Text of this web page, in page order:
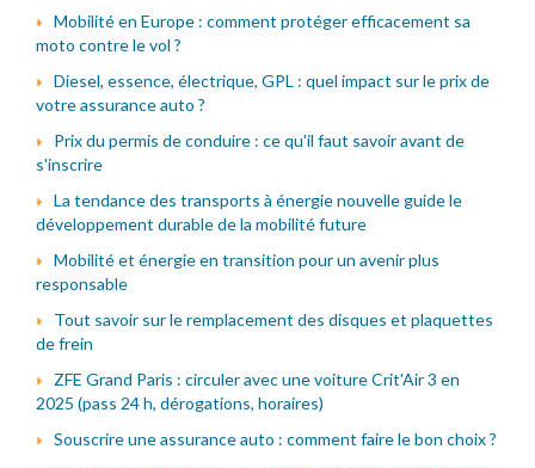
Mobilité en Europe : comment protéger efficacement sa
moto contre le vol ?
Diesel, essence, électrique, GPL : quel impact sur le prix de
votre assurance auto ?
Prix du permis de conduire : ce qu'il faut savoir avant de
s'inscrire
La tendance des transports à énergie nouvelle guide le
développement durable de la mobilité future
Mobilité et énergie en transition pour un avenir plus
responsable
Tout savoir sur le remplacement des disques et plaquettes
de frein
ZFE Grand Paris : circuler avec une voiture Crit'Air 3 en
2025 (pass 24 h, dérogations, horaires)
Souscrire une assurance auto : comment faire le bon choix ?